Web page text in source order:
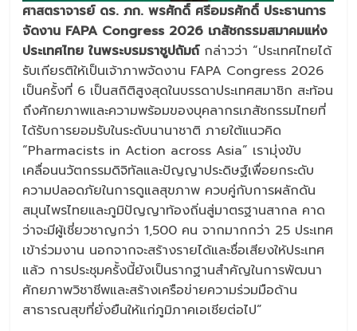
ศาสตราจารย์ ดร. ภก. พรศักดิ์ ศรีอมรศักดิ์ ประธานการ
จัดงาน FAPA Congress 2026 เภสัชกรรมสมาคมแห่ง
ประเทศไทย ในพระบรมราชูปถัมถ์กล่าวว่า “ประเทศไทยได้
รับเกียรติให้เป็นเจ้าภาพจัดงาน FAPA Congress 2026
เป็นครั้งที่ 6 เป็นสถิติสูงสุดในบรรดาประเทศสมาชิก สะท้อน
ถึงศักยภาพและความพร้อมของบุคลากรเภสัชกรรมไทยที่
ได้รับการยอมรับในระดับนานาชาติ ภายใต้แนวคิด
“Pharmacists in Action across Asia” เรามุ่งขับ
เคลื่อนนวัตกรรมดิจิทัลและปัญญาประดิษฐ์เพื่อยกระดับ
ความปลอดภัยในการดูแลสุขภาพ ควบคู่กับการผลักดัน
สมุนไพรไทยและภูมิปัญญาท้องถิ่นสู่มาตรฐานสากล คาด
ว่าจะมีผู้เชี่ยวชาญกว่า 1,500 คน จากมากกว่า 25 ประเทศ
เข้าร่วมงาน นอกจากจะสร้างรายได้และชื่อเสียงให้ประเทศ
แล้ว การประชุมครั้งนี้ยังเป็นรากฐานสำคัญในการพัฒนา
ศักยภาพวิชาชีพและสร้างเครือข่ายความร่วมมือด้าน
สาธารณสุขที่ยั่งยืนให้แก่ภูมิภาคเอเชียต่อไป”